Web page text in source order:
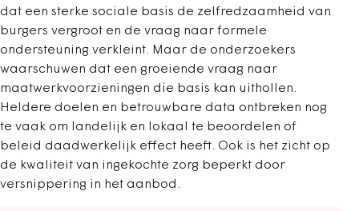
dat een sterke sociale basis de zelfredzaamheid van
burgers vergroot en de vraag naar formele
ondersteuning verkleint. Maar de onderzoekers
waarschuwen dat een groeiende vraag naar
maatwerkvoorzieningen die basis kan uithollen.
Heldere doelen en betrouwbare data ontbreken nog
te vaak om landelijk en lokaal te beoordelen of
beleid daadwerkelijk effect heeft. Ook is het zicht op
de kwaliteit van ingekochte zorg beperkt door
versnippering in het aanbod.